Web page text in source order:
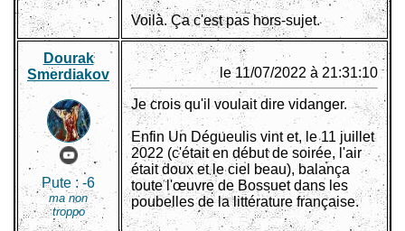
Voilà. Ça c'est pas hors-sujet.
Dourak
Smerdiakov
Pute : -6
ma non
troppo
le 11/07/2022 à 21:31:10
Je crois qu'il voulait dire vidanger.
Enfin Un Dégueulis vint et, le 11 juillet
2022 (c'était en début de soirée, l'air
était doux et le ciel beau), balança
toute l'œuvre de Bossuet dans les
poubelles de la littérature française.